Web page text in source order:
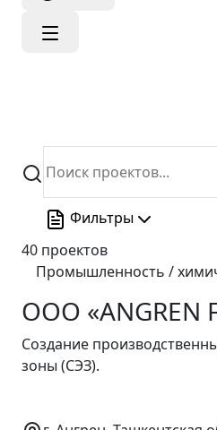
Фильтры
40 проектов
Промышленность /
ООО «ANGREN
Создание
зоны (СЭЗ).